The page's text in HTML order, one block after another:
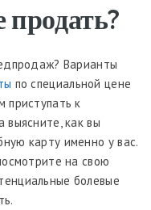
Варианты
по специальной цене
приступать к
выясните, как вы
карту именно у вас.
на свою
болевые